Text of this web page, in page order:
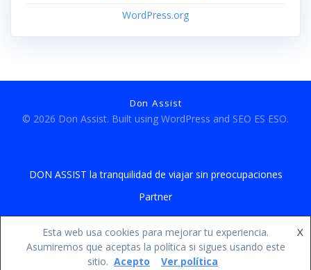
WordPress.org
Don Assist
© 2026 Don Assist. Built using WordPress and SEO ES ESO.
DON ASSIST la tranquilidad de viajar sin preocupaciones
Partner
Agente
Esta web usa cookies para mejorar tu experiencia.
Asumiremos que aceptas la política si sigues usando este
sitio.
X
Acepto Ver política